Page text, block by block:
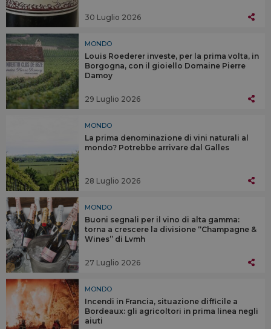
30 Luglio 2026
MONDO
Louis Roederer investe, per la prima volta, in
Borgogna, con il gioiello Domaine Pierre
Damoy
29 Luglio 2026
MONDO
La prima denominazione di vini naturali al
mondo? Potrebbe arrivare dal Galles
28 Luglio 2026
MONDO
Buoni segnali per il vino di alta gamma:
torna a crescere la divisione “Champagne &
Wines” di Lvmh
27 Luglio 2026
MONDO
Incendi in Francia, situazione difficile a
Bordeaux: gli agricoltori in prima linea negli
aiuti